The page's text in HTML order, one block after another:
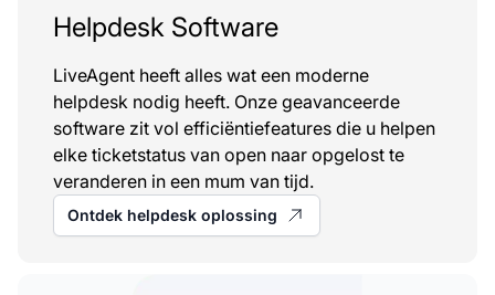
Helpdesk Software
LiveAgent heeft alles wat een moderne
helpdesk nodig heeft. Onze geavanceerde
software zit vol efficiëntiefeatures die u helpen
elke ticketstatus van open naar opgelost te
veranderen in een mum van tijd.
Ontdek helpdesk oplossing